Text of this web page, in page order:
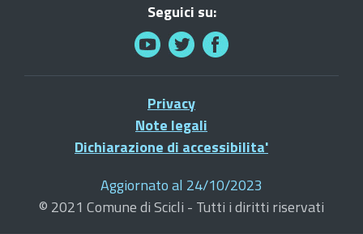
Seguici su:
Privacy
Note legali
Dichiarazione di accessibilita'
Aggiornato al 24/10/2023
© 2021 Comune di Scicli - Tutti i diritti riservati